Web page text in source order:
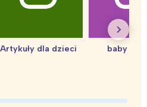
Artykuły dla dzieci baby
regionu:
Śląsk
Północ